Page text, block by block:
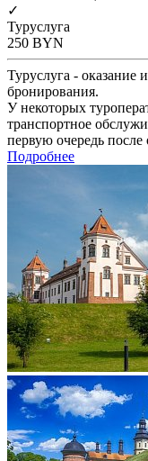
✓
Туруслуга
250 BYN
Туруслуга - оказание
бронирования.
У некоторых
транспортное
первую очередь
Подробнее